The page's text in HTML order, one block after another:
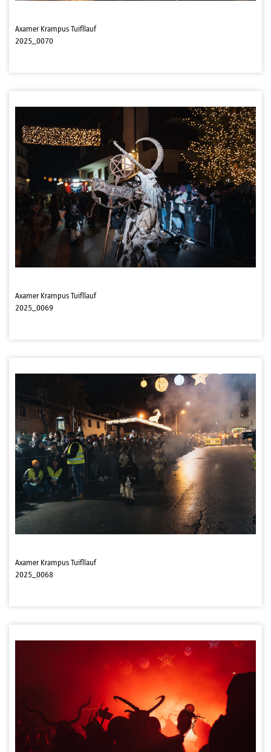
Axamer Krampus Tuifllauf
2025_0070
Axamer Krampus Tuifllauf
2025_0069
Axamer Krampus Tuifllauf
2025_0068